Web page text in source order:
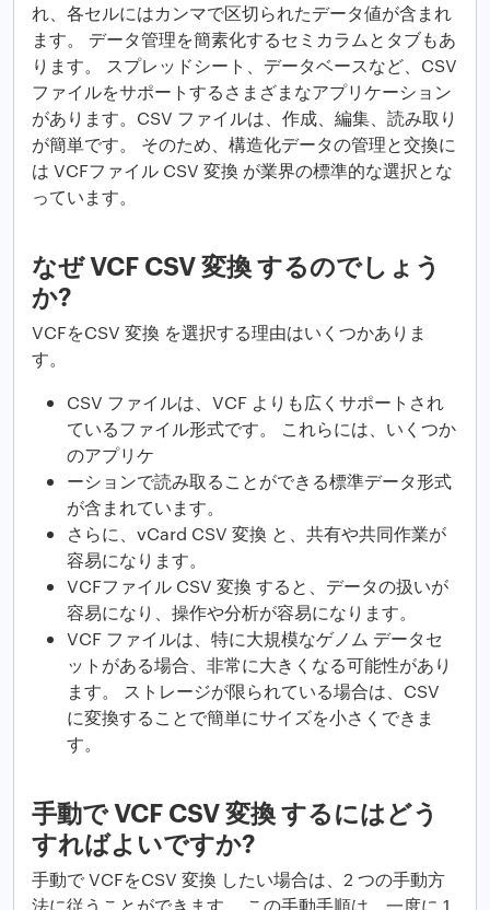
れ、各セルにはカンマで区切られたデータ値が含まれ
ます。 データ管理を簡素化するセミカラムとタブもあ
ります。 スプレッドシート、データベースなど、CSV
ファイルをサポートするさまざまなアプリケーション
があります。CSV ファイルは、作成、編集、読み取り
が簡単です。 そのため、構造化データの管理と交換に
は VCFファイル CSV 変換 が業界の標準的な選択とな
っています。
なぜ VCF CSV 変換 するのでしょう
か?
VCFをCSV 変換 を選択する理由はいくつかありま
す。
CSV ファイルは、VCF よりも広くサポートされ
ているファイル形式です。 これらには、いくつか
のアプリケ
ーションで読み取ることができる標準データ形式
が含まれています。
さらに、vCard CSV 変換 と、共有や共同作業が
容易になります。
VCFファイル CSV 変換 すると、データの扱いが
容易になり、操作や分析が容易になります。
VCF ファイルは、特に大規模なゲノム データセ
ットがある場合、非常に大きくなる可能性があり
ます。 ストレージが限られている場合は、CSV
に変換することで簡単にサイズを小さくできま
す。
手動で VCF CSV 変換 するにはどう
すればよいですか?
手動で VCFをCSV 変換 したい場合は、2 つの手動方
法に従うことができます。 この手動手順は、一度に 1